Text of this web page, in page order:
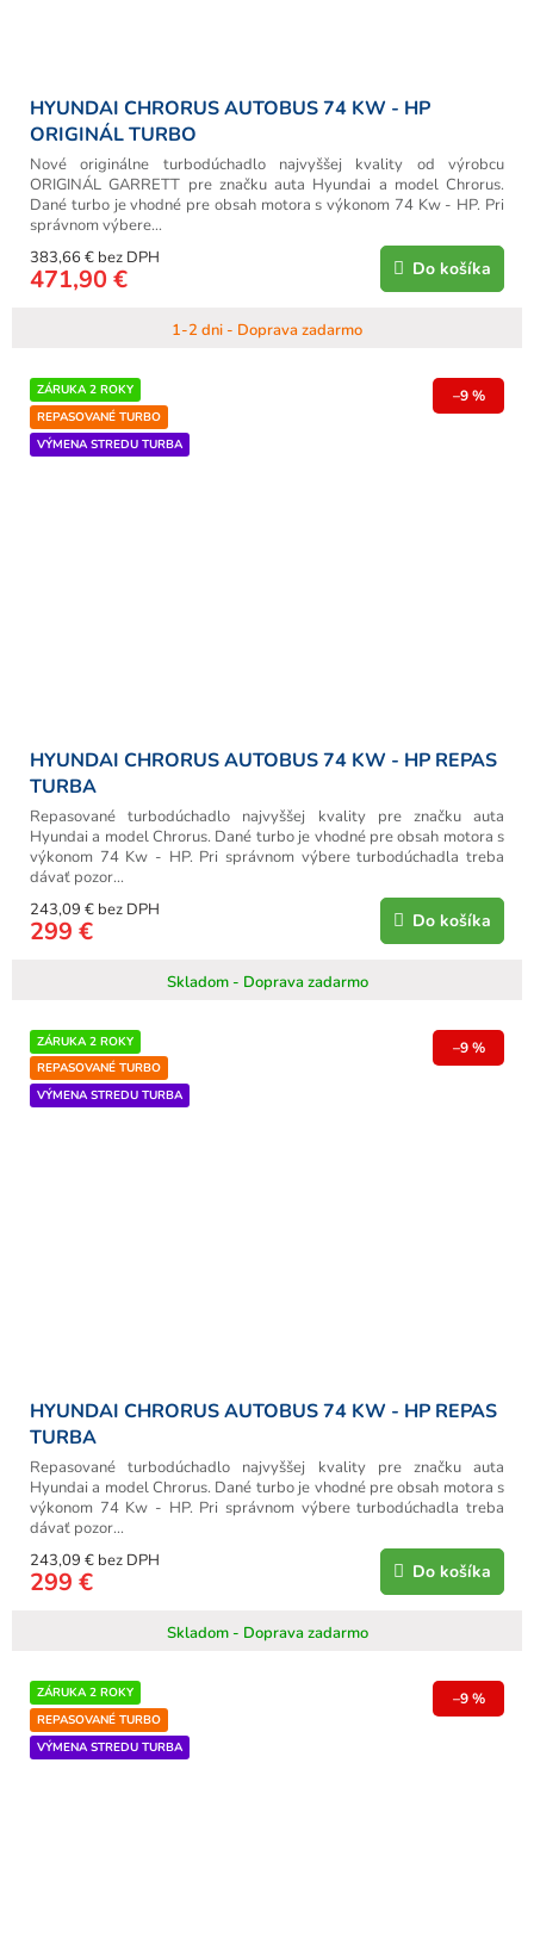
HYUNDAI CHRORUS AUTOBUS 74 KW - HP
ORIGINÁL TURBO
1-2 dni - Doprava zadarmo
383,66 € bez DPH
471,90 € Do košíka
Nové originálne turbodúchadlo najvyššej kvality od výrobcu
ORIGINÁL GARRETT pre značku auta Hyundai a model Chrorus.
Dané turbo je vhodné pre obsah motora s výkonom 74 Kw - HP. Pri
správnom výbere...
ZÁRUKA 2 ROKY
REPASOVANÉ TURBO
VÝMENA STREDU TURBA
–9 %
HYUNDAI CHRORUS AUTOBUS 74 KW - HP REPAS
TURBA
Skladom - Doprava zadarmo
243,09 € bez DPH
299 € Do košíka
Repasované turbodúchadlo najvyššej kvality pre značku auta
Hyundai a model Chrorus. Dané turbo je vhodné pre obsah motora s
výkonom 74 Kw - HP. Pri správnom výbere turbodúchadla treba
dávať pozor...
ZÁRUKA 2 ROKY
REPASOVANÉ TURBO
VÝMENA STREDU TURBA
–9 %
HYUNDAI CHRORUS AUTOBUS 74 KW - HP REPAS
TURBA
Skladom - Doprava zadarmo
243,09 € bez DPH
299 € Do košíka
Repasované turbodúchadlo najvyššej kvality pre značku auta
Hyundai a model Chrorus. Dané turbo je vhodné pre obsah motora s
výkonom 74 Kw - HP. Pri správnom výbere turbodúchadla treba
dávať pozor...
ZÁRUKA 2 ROKY
REPASOVANÉ TURBO
VÝMENA STREDU TURBA
–9 %